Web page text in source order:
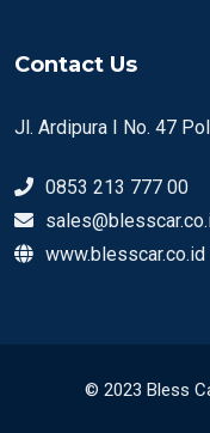
Contact Us
Jl. Ardipura I No. 47
0853 213 777 00
www.blesscar.co.id
© 2023 Bless